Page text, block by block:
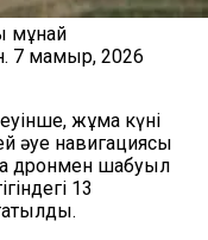
мұнай
7 мамыр, 2026
жұма күні
әуе навигациясы
дронмен шабуыл
13